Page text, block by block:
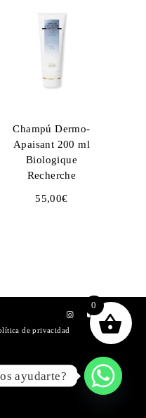
Champú Dermo-
Apaisant 200 ml
Biologique
Recherche
55,00€
de privacidad
0
ayudarte?